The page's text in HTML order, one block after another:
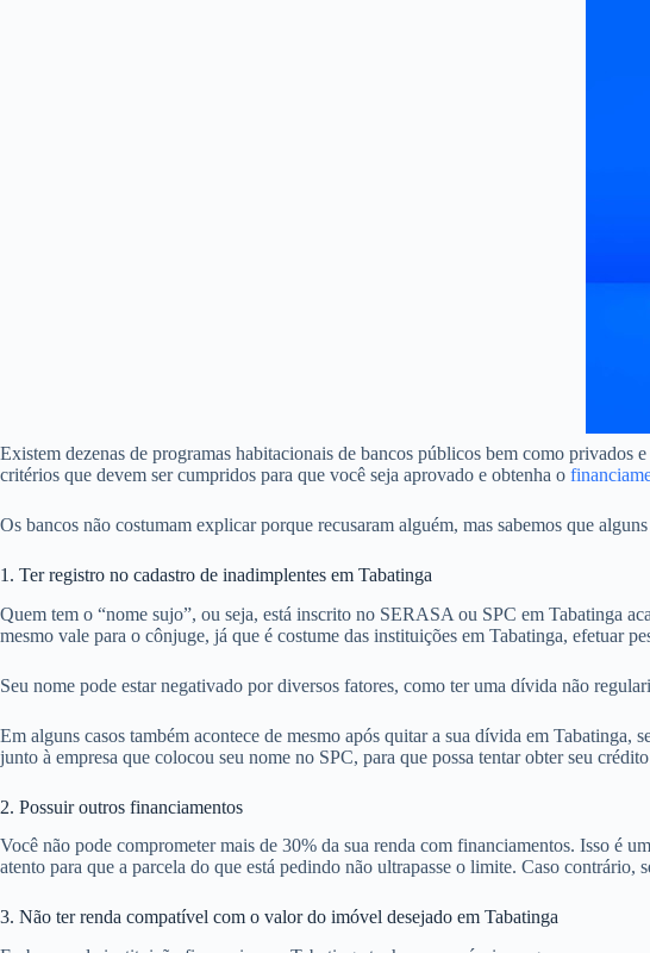
Existem dezenas de programas habitacionais de bancos públicos bem como
critérios que devem ser cumpridos para que você seja aprovado e obtenha o
Os bancos não costumam explicar porque recusaram alguém, mas sabemos que
1. Ter registro no cadastro de inadimplentes em Tabatinga
Quem tem o “nome sujo”, ou seja, está inscrito no SERASA ou SPC em Tabatinga
mesmo vale para o cônjuge, já que é costume das instituições em Tabatinga, efetuar
Seu nome pode estar negativado por diversos fatores, como ter uma dívida não
Em alguns casos também acontece de mesmo após quitar a sua dívida em
junto à empresa que colocou seu nome no SPC, para que possa tentar obter seu
2. Possuir outros financiamentos
Você não pode comprometer mais de 30% da sua renda com financiamentos. Isso é
atento para que a parcela do que está pedindo não ultrapasse o limite. Caso contrário,
3. Não ter renda compatível com o valor do imóvel desejado em Tabatinga